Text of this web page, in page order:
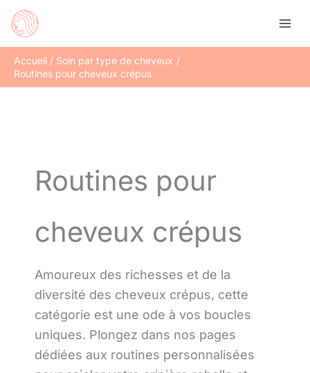
Accueil
Soin par type de cheveux
Routines pour cheveux crépus
Routines pour
cheveux crépus
Amoureux des richesses et de la
diversité des cheveux crépus, cette
catégorie est une ode à vos boucles
uniques. Plongez dans nos pages
dédiées aux routines personnalisées
Rechercher